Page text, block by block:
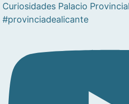
Curiosidades Palacio Provincial
#provinciadealicante